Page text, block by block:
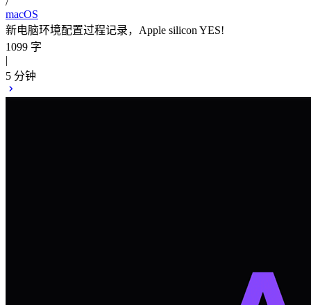
macOS
新电脑环境配置过程记录，Apple silicon YES!
1099 字
|
5 分钟